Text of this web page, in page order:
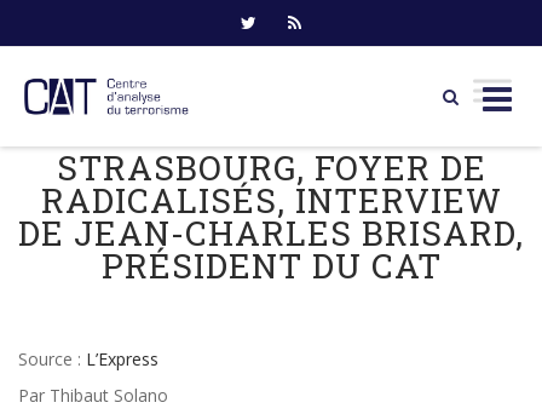
content
STRASBOURG, FOYER DE
RADICALISÉS, INTERVIEW
DE JEAN-CHARLES BRISARD,
PRÉSIDENT DU CAT
Source : L’Express
Par Thibaut Solano